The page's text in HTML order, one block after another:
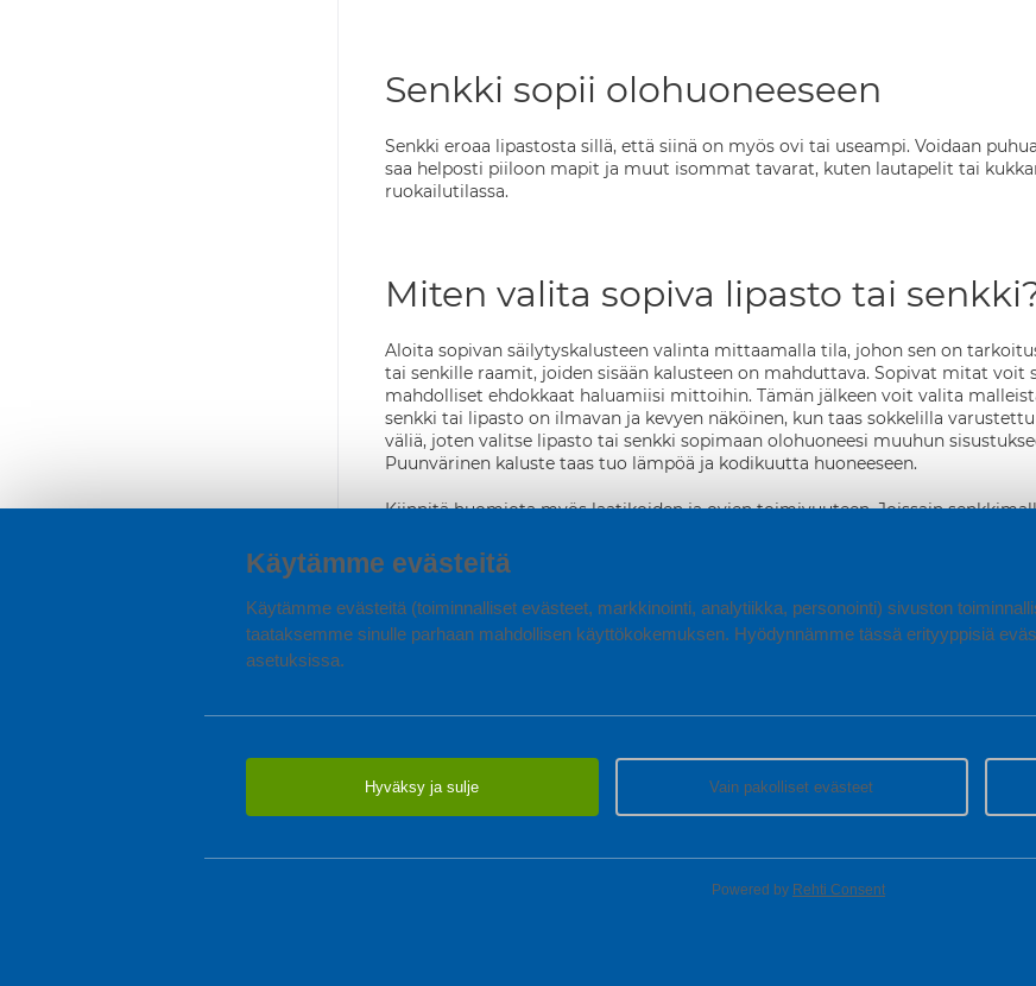
Käytämme evästeitä
Käytämme evästeitä (toiminnalliset evästeet, markkinointi, analytiikka, personointi) sivuston
taataksemme sinulle parhaan mahdollisen käyttökokemuksen. Hyödynnämme tässä erityyppisiä
asetuksissa.
Hyväksy ja sulje Vain pakolliset evästeet
Powered by Rehti Consent
Senkki sopii olohuoneeseen
Senkki eroaa lipastosta sillä, että siinä on myös ovi tai useampi. Voidaan
saa helposti piiloon mapit ja muut isommat tavarat, kuten lautapelit tai
ruokailutilassa.
Miten valita sopiva lipasto tai
Aloita sopivan säilytyskalusteen valinta mittaamalla tila, johon sen on
tai senkille raamit, joiden sisään kalusteen on mahduttava. Sopivat mitat voit
mahdolliset ehdokkaat haluamiisi mittoihin. Tämän jälkeen voit valita
senkki tai lipasto on ilmavan ja kevyen näköinen, kun taas sokkelilla
väliä, joten valitse lipasto tai senkki sopimaan olohuoneesi muuhun
Puunvärinen kaluste taas tuo lämpöä ja kodikuutta huoneeseen.
Kiinnitä huomiota myös laatikoiden ja ovien toimivuuteen. Joissain
tekevät laatikosta hyvin liukuvan ja kevyen oloisen. Edullisimmissa malleissa
laatikoissa on stopparit, jotta laatikko ei tipahda lapsen syliin, jos sen vetää
seinään, jotta kaluste ei kaadu lapsen päälle, jos kaikki laatikot sattuvat